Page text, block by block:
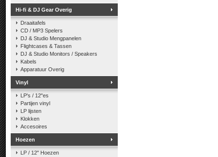
Hi-fi & DJ Gear Overig
Draaitafels
CD / MP3 Spelers
DJ & Studio Mengpanelen
Flightcases & Tassen
DJ & Studio Monitors / Speakers
Kabels
Apparatuur Overig
Vinyl
LP's / 12"es
Partijen vinyl
LP lijsten
Klokken
Accesoires
Hoezen
LP / 12" Hoezen